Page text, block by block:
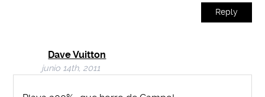
Reply
Dave Vuitton
junio 14th, 2011